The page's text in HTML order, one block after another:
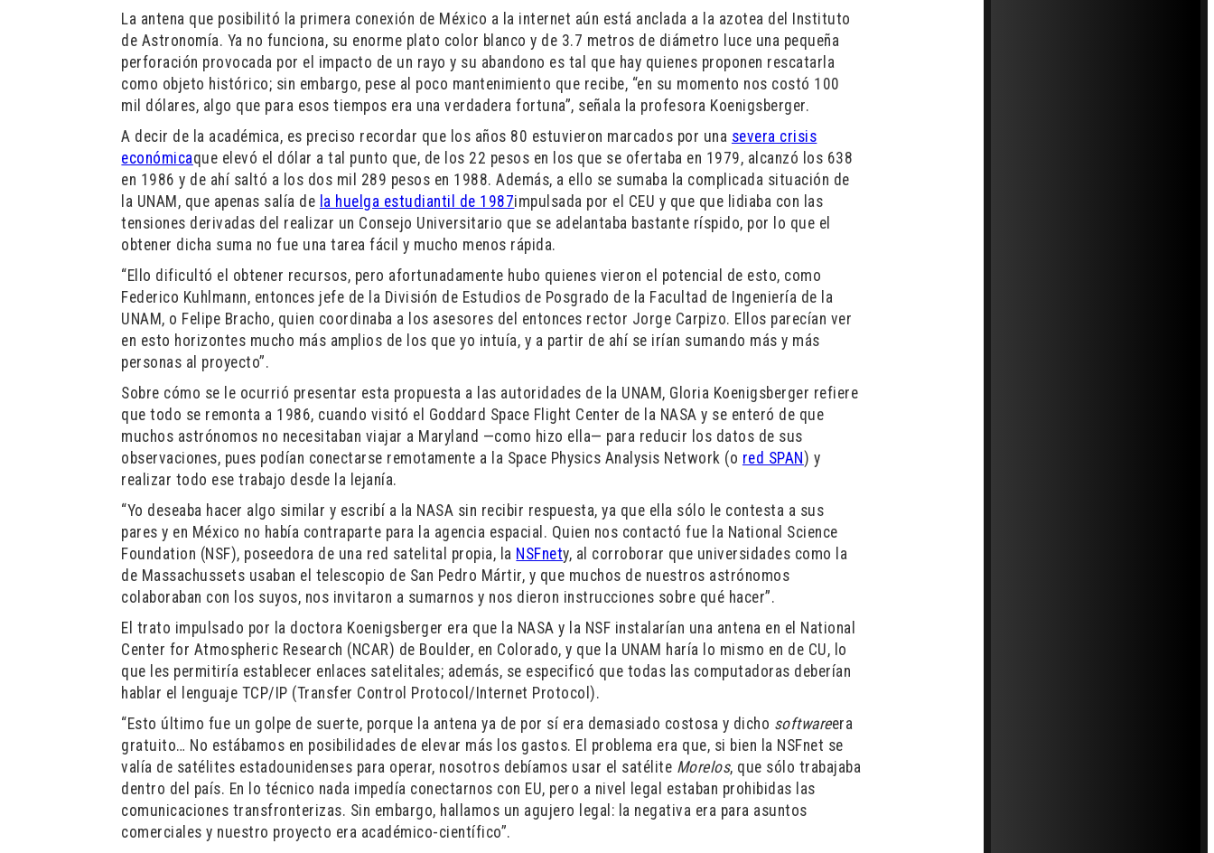
La antena que posibilitó la primera conexión de México a la internet aún está anclada a la azotea del Instituto
de Astronomía. Ya no funciona, su enorme plato color blanco y de 3.7 metros de diámetro luce una pequeña
perforación provocada por el impacto de un rayo y su abandono es tal que hay quienes proponen rescatarla
como objeto histórico; sin embargo, pese al poco mantenimiento que recibe, “en su momento nos costó 100
mil dólares, algo que para esos tiempos era una verdadera fortuna”, señala la profesora Koenigsberger.
A decir de la académica, es preciso recordar que los años 80 estuvieron marcados por una severa crisis
económicaque elevó el dólar a tal punto que, de los 22 pesos en los que se ofertaba en 1979, alcanzó los 638
en 1986 y de ahí saltó a los dos mil 289 pesos en 1988. Además, a ello se sumaba la complicada situación de
la UNAM, que apenas salía de la huelga estudiantil de 1987impulsada por el CEU y que que lidiaba con las
tensiones derivadas del realizar un Consejo Universitario que se adelantaba bastante ríspido, por lo que el
obtener dicha suma no fue una tarea fácil y mucho menos rápida.
“Ello dificultó el obtener recursos, pero afortunadamente hubo quienes vieron el potencial de esto, como
Federico Kuhlmann, entonces jefe de la División de Estudios de Posgrado de la Facultad de Ingeniería de la
UNAM, o Felipe Bracho, quien coordinaba a los asesores del entonces rector Jorge Carpizo. Ellos parecían ver
en esto horizontes mucho más amplios de los que yo intuía, y a partir de ahí se irían sumando más y más
personas al proyecto”.
Sobre cómo se le ocurrió presentar esta propuesta a las autoridades de la UNAM, Gloria Koenigsberger refiere
que todo se remonta a 1986, cuando visitó el Goddard Space Flight Center de la NASA y se enteró de que
muchos astrónomos no necesitaban viajar a Maryland —como hizo ella— para reducir los datos de sus
observaciones, pues podían conectarse remotamente a la Space Physics Analysis Network (o red SPAN ) y
realizar todo ese trabajo desde la lejanía.
“Yo deseaba hacer algo similar y escribí a la NASA sin recibir respuesta, ya que ella sólo le contesta a sus
pares y en México no había contraparte para la agencia espacial. Quien nos contactó fue la National Science
Foundation (NSF), poseedora de una red satelital propia, la NSFnety, al corroborar que universidades como la
de Massachussets usaban el telescopio de San Pedro Mártir, y que muchos de nuestros astrónomos
colaboraban con los suyos, nos invitaron a sumarnos y nos dieron instrucciones sobre qué hacer”.
El trato impulsado por la doctora Koenigsberger era que la NASA y la NSF instalarían una antena en el National
Center for Atmospheric Research (NCAR) de Boulder, en Colorado, y que la UNAM haría lo mismo en de CU, lo
que les permitiría establecer enlaces satelitales; además, se especificó que todas las computadoras deberían
hablar el lenguaje TCP/IP (Transfer Control Protocol/Internet Protocol).
“Esto último fue un golpe de suerte, porque la antena ya de por sí era demasiado costosa y dicho softwareera
gratuito… No estábamos en posibilidades de elevar más los gastos. El problema era que, si bien la NSFnet se
valía de satélites estadounidenses para operar, nosotros debíamos usar el satélite Morelos, que sólo trabajaba
dentro del país. En lo técnico nada impedía conectarnos con EU, pero a nivel legal estaban prohibidas las
comunicaciones transfronterizas. Sin embargo, hallamos un agujero legal: la negativa era para asuntos
comerciales y nuestro proyecto era académico-científico”.